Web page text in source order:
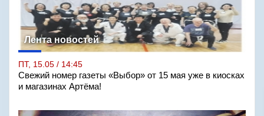
Лента новостей
ПТ, 15.05 / 14:45
Свежий номер газеты «Выбор» от 15 мая уже в киосках
и магазинах Артёма!